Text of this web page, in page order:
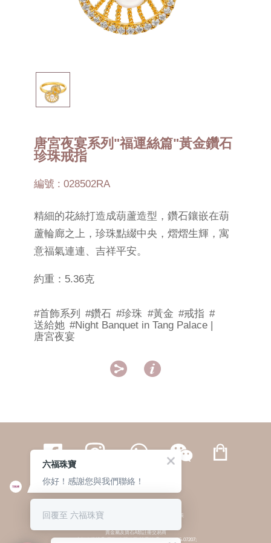
唐宮夜宴系列"福運絲篇"黃金鑽石
珍珠戒指
編號 : 028502RA
精細的花絲打造成葫蘆造型，鑽石鑲嵌在葫
蘆輪廊之上，珍珠點綴中央，熠熠生輝，寓
意福氣連連、吉祥平安。
約重：5.36克
#首飾系列 #鑽石 #珍珠 #黃金 #戒指 #
送給她 #Night Banquet in Tang Palace |
唐宮夜宴
 
繁體 | 簡体
© 六福集團 版權所有 不得轉載 私隱政策
貴金屬及寶石A類註冊交易商
(六福企業禮品(國際)有限公司-註冊號碼:A-B-24-05-07207;
六福珠寶
你好！感謝您與我們聯絡！
回覆至 六福珠寶